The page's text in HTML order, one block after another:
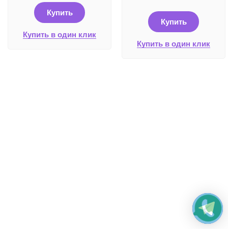
Купить
Купить в один клик
Купить
Купить в один клик